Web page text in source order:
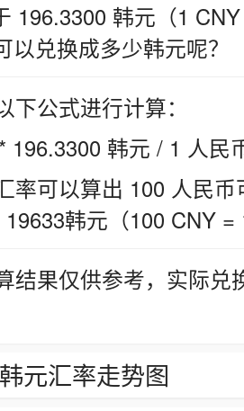
196.3300 韩元（1
以兑换成多少韩元呢？
下公式进行计算：
196.3300 韩元 / 1 人民
率可以算出 100 人民
韩元（100 CNY =
结果仅供参考，实际
元汇率走势图